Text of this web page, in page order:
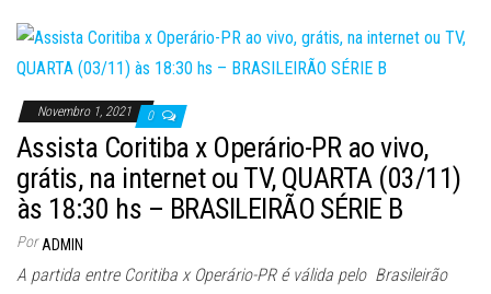
Novembro 1, 2021 0
Assista Coritiba x Operário-PR ao vivo,
grátis, na internet ou TV, QUARTA (03/11)
às 18:30 hs – BRASILEIRÃO SÉRIE B
Por ADMIN
A partida entre Coritiba x Operário-PR é válida pelo Brasileirão